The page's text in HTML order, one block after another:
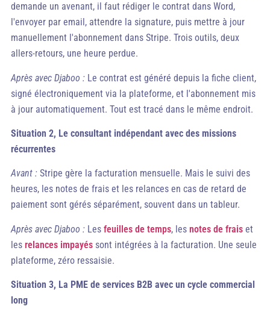
demande un avenant, il faut rédiger le contrat dans Word,
l'envoyer par email, attendre la signature, puis mettre à jour
manuellement l'abonnement dans Stripe. Trois outils, deux
allers-retours, une heure perdue.
Après avec Djaboo : Le contrat est généré depuis la fiche client,
signé électroniquement via la plateforme, et l'abonnement mis
à jour automatiquement. Tout est tracé dans le même endroit.
Situation 2, Le consultant indépendant avec des missions
récurrentes
Avant : Stripe gère la facturation mensuelle. Mais le suivi des
heures, les notes de frais et les relances en cas de retard de
paiement sont gérés séparément, souvent dans un tableur.
Après avec Djaboo : Les feuilles de temps, les notes de frais et
les relances impayés sont intégrées à la facturation. Une seule
plateforme, zéro ressaisie.
Situation 3, La PME de services B2B avec un cycle commercial
long